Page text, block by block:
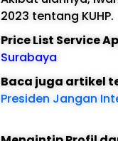
2023 tentang KUHP.
Price List Service
Surabaya
Baca juga artikel
Presiden Jangan